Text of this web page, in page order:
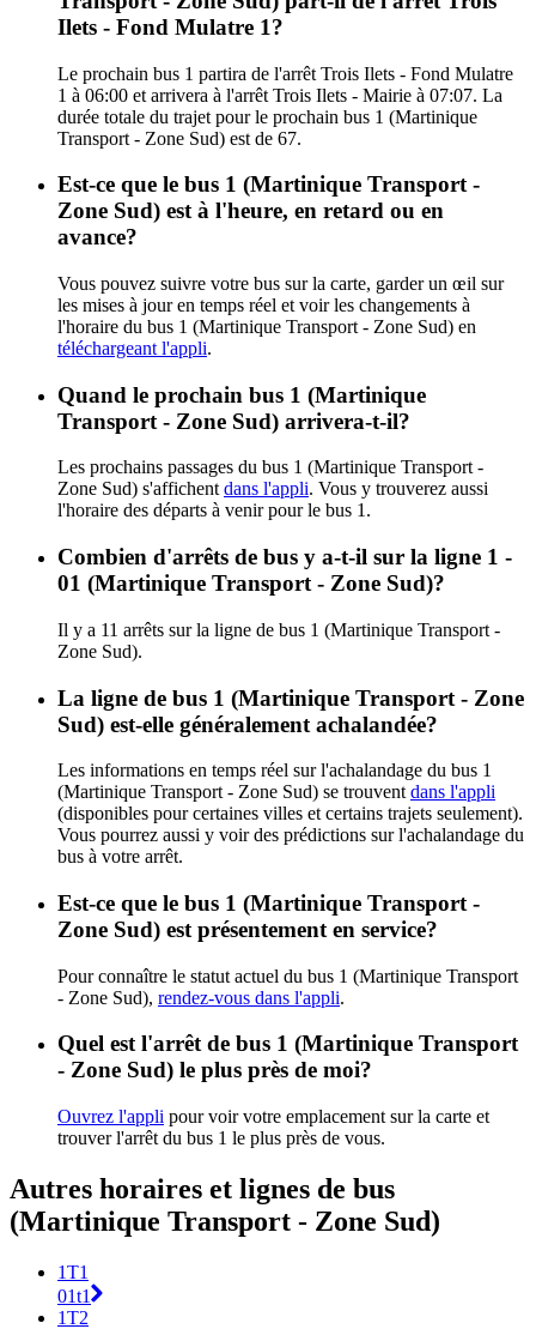
Ilets - Fond Mulatre 1?
Le prochain bus 1 partira de l'arrêt Trois Ilets - Fond Mulatre
1 à 06:00 et arrivera à l'arrêt Trois Ilets - Mairie à 07:07. La
durée totale du trajet pour le prochain bus 1 (Martinique
Transport - Zone Sud) est de 67.
Est-ce que le bus 1 (Martinique Transport -
Zone Sud) est à l'heure, en retard ou en
avance?
Vous pouvez suivre votre bus sur la carte, garder un œil sur
les mises à jour en temps réel et voir les changements à
l'horaire du bus 1 (Martinique Transport - Zone Sud) en
téléchargeant l'appli.
Quand le prochain bus 1 (Martinique
Transport - Zone Sud) arrivera-t-il?
Les prochains passages du bus 1 (Martinique Transport -
Zone Sud) s'affichent dans l'appli. Vous y trouverez aussi
l'horaire des départs à venir pour le bus 1.
Combien d'arrêts de bus y a-t-il sur la ligne 1 -
01 (Martinique Transport - Zone Sud)?
Il y a 11 arrêts sur la ligne de bus 1 (Martinique Transport -
Zone Sud).
La ligne de bus 1 (Martinique Transport - Zone
Sud) est-elle généralement achalandée?
Les informations en temps réel sur l'achalandage du bus 1
(Martinique Transport - Zone Sud) se trouvent dans l'appli
(disponibles pour certaines villes et certains trajets seulement).
Vous pourrez aussi y voir des prédictions sur l'achalandage du
bus à votre arrêt.
Est-ce que le bus 1 (Martinique Transport -
Zone Sud) est présentement en service?
Pour connaître le statut actuel du bus 1 (Martinique Transport
- Zone Sud), rendez-vous dans l'appli.
Quel est l'arrêt de bus 1 (Martinique Transport
- Zone Sud) le plus près de moi?
Ouvrez l'appli pour voir votre emplacement sur la carte et
trouver l'arrêt du bus 1 le plus près de vous.
Autres horaires et lignes de bus
(Martinique Transport - Zone Sud)
1T1
01t1
1T2